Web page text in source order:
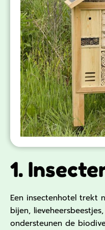
1.
Een insectenhotel trekt
bijen,
ondersteunen de